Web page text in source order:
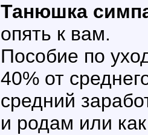
Танюшка
опять к вам.
Пособие по
40% от
средний
и родам или